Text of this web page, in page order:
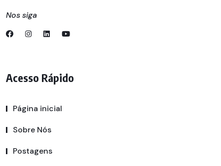
Nos siga
Acesso Rápido
Página inicial
Sobre Nós
Postagens